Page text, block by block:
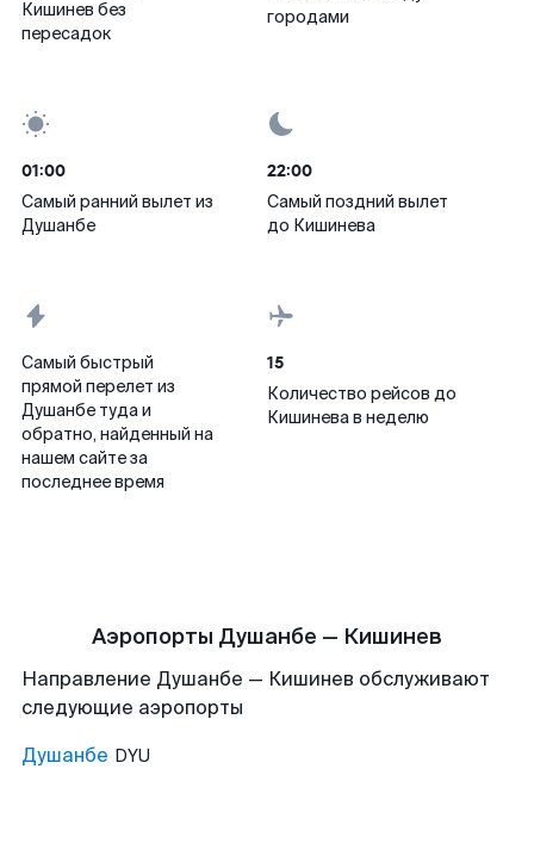
Кишинев без
пересадок
городами
01:00
Самый ранний вылет из
Душанбе
22:00
Самый поздний вылет
до Кишинева
Самый быстрый
прямой перелет из
Душанбе туда и
обратно, найденный на
нашем сайте за
последнее время
15
Количество рейсов до
Кишинева в неделю
Аэропорты Душанбе — Кишинев
Направление Душанбе — Кишинев обслуживают
следующие аэропорты
Душанбе DYU